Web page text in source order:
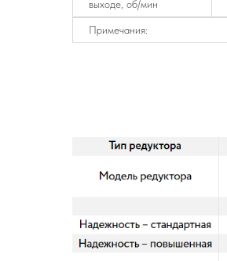
выходе, об/мин
Примечания: